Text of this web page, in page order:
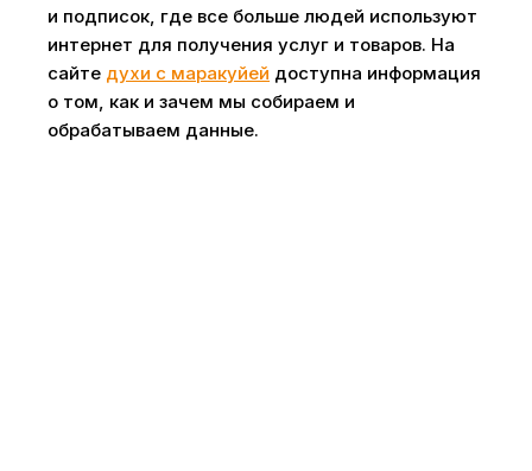
и подписок, где все больше людей используют
интернет для получения услуг и товаров. На
сайте духи с маракуйей доступна информация
о том, как и зачем мы собираем и
обрабатываем данные.